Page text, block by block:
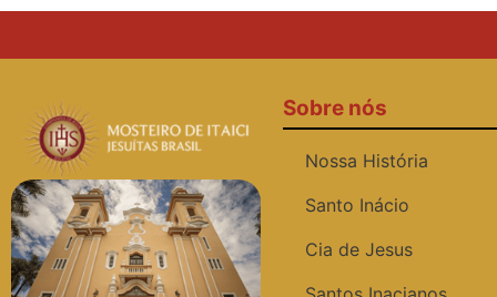
Sobre nós
Nossa História
Santo Inácio
Cia de Jesus